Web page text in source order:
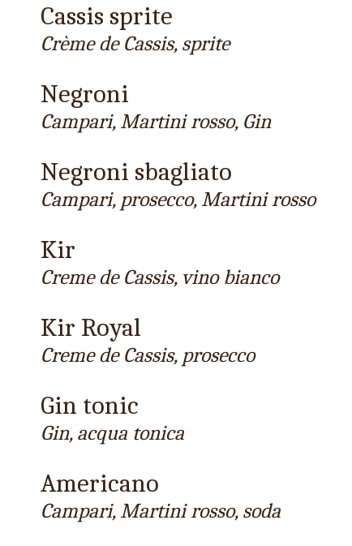
Cassis sprite
Crème de Cassis, sprite
Negroni
Campari, Martini rosso, Gin
Negroni sbagliato
Campari, prosecco, Martini rosso
Kir
Creme de Cassis, vino bianco
Kir Royal
Creme de Cassis, prosecco
Gin tonic
Gin, acqua tonica
Americano
Campari, Martini rosso, soda